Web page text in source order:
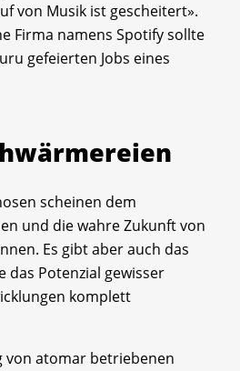
von Musik ist gescheitert».
Firma namens Spotify sollte
gefeierten Jobs eines
scheinen dem
und die wahre Zukunft von
Es gibt aber auch das
das Potenzial gewisser
komplett
von atomar betriebenen